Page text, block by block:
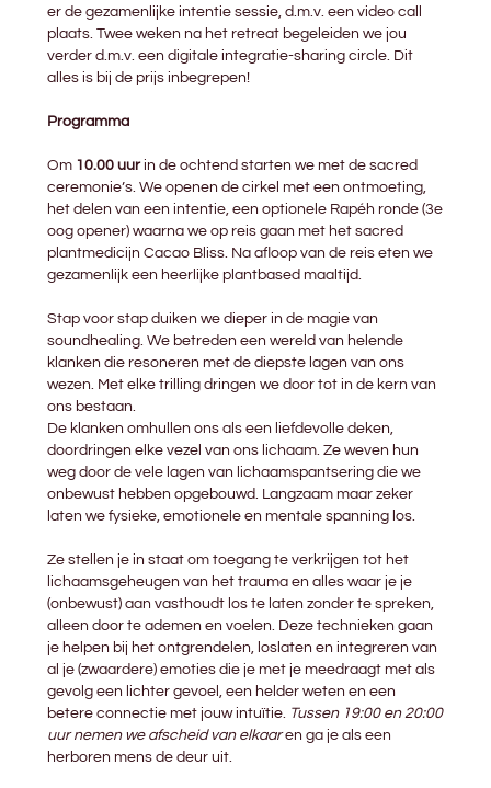
er de gezamenlijke intentie sessie, d.m.v. een video call
plaats. Twee weken na het retreat begeleiden we jou
verder d.m.v. een digitale integratie-sharing circle. Dit
alles is bij de prijs inbegrepen!
Programma
Om 10.00 uurin de ochtend starten we met de sacred
ceremonie’s. We openen de cirkel met een ontmoeting,
het delen van een intentie, een optionele Rapéh ronde (3e
oog opener) waarna we op reis gaan met het sacred
plantmedicijn Cacao Bliss. Na afloop van de reis eten we
gezamenlijk een heerlijke plantbased maaltijd.
Stap voor stap duiken we dieper in de magie van
soundhealing. We betreden een wereld van helende
klanken die resoneren met de diepste lagen van ons
wezen. Met elke trilling dringen we door tot in de kern van
ons bestaan.
De klanken omhullen ons als een liefdevolle deken,
doordringen elke vezel van ons lichaam. Ze weven hun
weg door de vele lagen van lichaamspantsering die we
onbewust hebben opgebouwd. Langzaam maar zeker
laten we fysieke, emotionele en mentale spanning los.
Ze stellen je in staat om toegang te verkrijgen tot het
lichaamsgeheugen van het trauma en alles waar je je
(onbewust) aan vasthoudt los te laten zonder te spreken,
alleen door te ademen en voelen. Deze technieken gaan
je helpen bij het ontgrendelen, loslaten en integreren van
al je (zwaardere) emoties die je met je meedraagt met als
gevolg een lichter gevoel, een helder weten en een
betere connectie met jouw intuïtie. Tussen 19:00 en 20:00
uur nemen we afscheid van elkaaren ga je als een
herboren mens de deur uit.